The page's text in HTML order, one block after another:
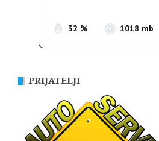
32 % 1018 mb
PRIJATELJI